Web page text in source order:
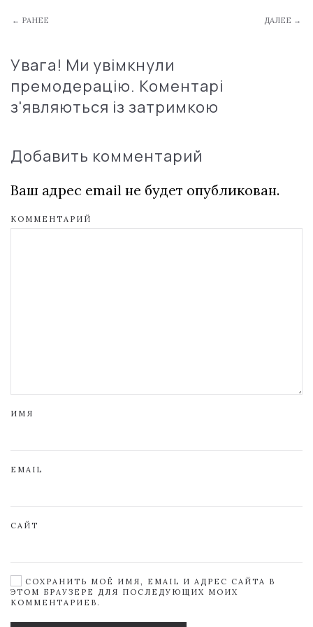
← РАНЕЕ ДАЛЕЕ →
Увага! Ми увімкнули
премодерацію. Коментарі
з'являються із затримкою
Добавить комментарий
Ваш адрес email не будет опубликован.
КОММЕНТАРИЙ
ИМЯ
EMAIL
САЙТ
СОХРАНИТЬ МОЁ ИМЯ, EMAIL И АДРЕС САЙТА В
ЭТОМ БРАУЗЕРЕ ДЛЯ ПОСЛЕДУЮЩИХ МОИХ
КОММЕНТАРИЕВ.